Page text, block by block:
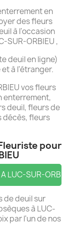
en
des fleurs
à l'occasion
SUR-ORBIEU ,
deuil en ligne)
à l'étranger.
vos fleurs
enterrement,
deuil, fleurs de
décès, fleurs
pour
LUC-SUR-ORBIEU
de deuil sur
à LUC-
par l'un de nos